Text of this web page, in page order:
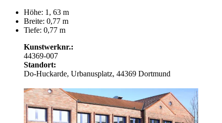
Höhe: 1, 63 m
Breite: 0,77 m
Tiefe: 0,77 m
Kunstwerknr.:
44369-007
Standort:
Do-Huckarde, Urbanusplatz, 44369 Dortmund